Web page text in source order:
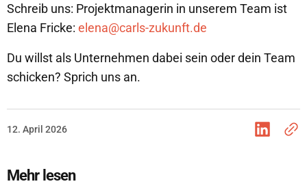
Schreib uns: Projektmanagerin in unserem Team ist
Elena Fricke: elena@carls-zukunft.de
Du willst als Unternehmen dabei sein oder dein Team
schicken? Sprich uns an.
12. April 2026
Mehr lesen